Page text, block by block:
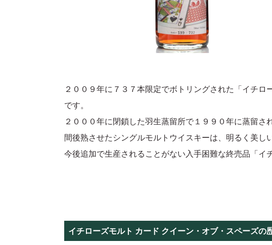
２００９年に７３７本限定でボトリングされた「イチロ
です。
２０００年に閉鎖した羽生蒸留所で１９９０年に蒸留
間後熟させたシングルモルトウイスキーは、明るく美し
今後追加で生産されることがない入手困難な終売品「イ
イチローズモルト カード クイーン・オブ・スペーズの